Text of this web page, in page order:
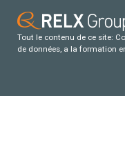
Tout le contenu de ce site:
de données, a la formation